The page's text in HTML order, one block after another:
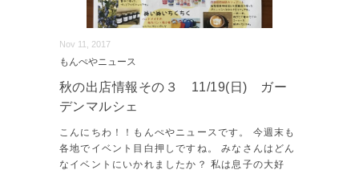
Nov 11, 2017
もんぺやニュース
秋の出店情報その３ 11/19(日) ガー
デンマルシェ
こんにちわ！！もんぺやニュースです。 今週末も
各地でイベント目白押しですね。 みなさんはどん
なイベントにいかれましたか？ 私は息子の大好